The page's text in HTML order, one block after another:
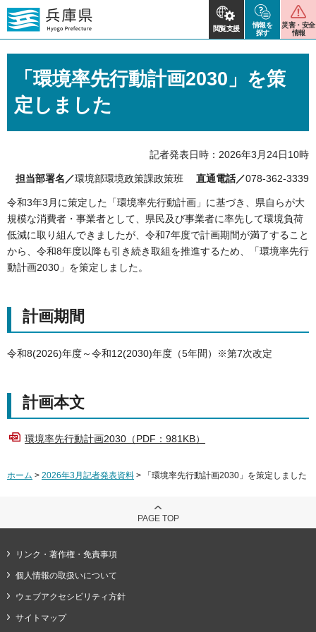
閲覧支援
情報を
探す
災害・安全
情報
「環境率先行動計画2030」を策
定しました
記者発表日時：2026年3月24日10時
担当部署名／環境部環境政策課政策班 直通電話／078-362-3339
令和3年3月に策定した「環境率先行動計画」に基づき、県自らが大
規模な消費者・事業者として、県民及び事業者に率先して環境負荷
低減に取り組んできましたが、令和7年度で計画期間が満了すること
から、令和8年度以降も引き続き取組を推進するため、「環境率先行
動計画2030」を策定しました。
計画期間
令和8(2026)年度～令和12(2030)年度（5年間）※第7次改定
計画本文
環境率先行動計画2030（PDF：981KB）
ホーム > 2026年3月記者発表資料 > 「環境率先行動計画2030」を策定しました
PAGE TOP
リンク・著作権・免責事項
個人情報の取扱いについて
ウェブアクセシビリティ方針
サイトマップ